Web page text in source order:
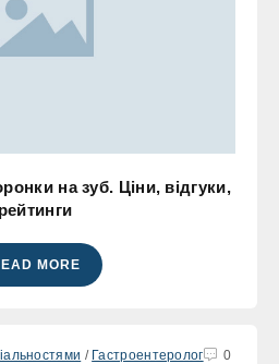
на зуб. Ціни, відгуки,
рейтинги
MORE
/ Гастроентеролог 0